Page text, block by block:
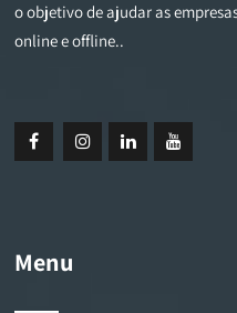
o objetivo de ajudar as
online e offline..
Menu